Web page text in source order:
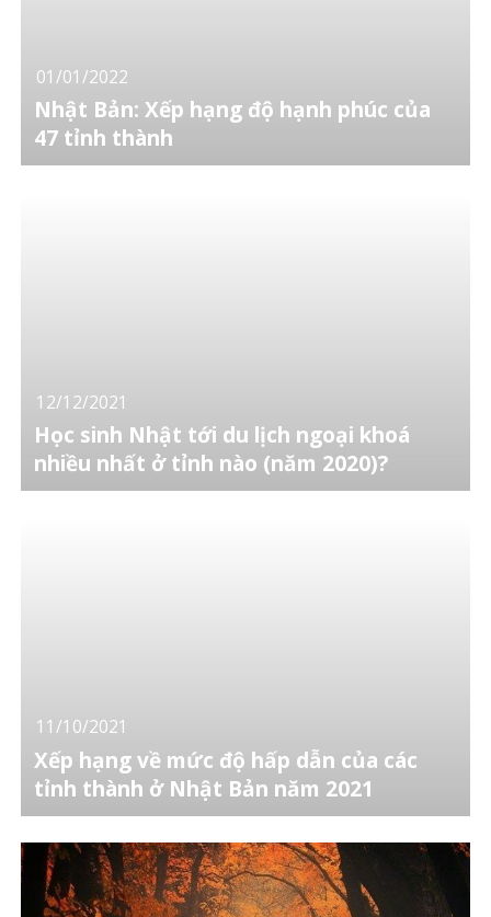
01/01/2022
Nhật Bản: Xếp hạng độ hạnh phúc của
47 tỉnh thành
12/12/2021
Học sinh Nhật tới du lịch ngoại khoá
nhiều nhất ở tỉnh nào (năm 2020)?
11/10/2021
Xếp hạng về mức độ hấp dẫn của các
tỉnh thành ở Nhật Bản năm 2021